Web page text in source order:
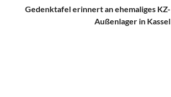
Gedenktafel erinnert an ehemaliges KZ-
Außenlager in Kassel